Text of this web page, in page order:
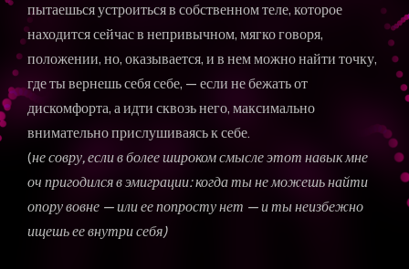
пытаешься устроиться в собственном теле, которое
находится сейчас в непривычном, мягко говоря,
положении, но, оказывается, и в нем можно найти точку,
где ты вернешь себя себе, — если не бежать от
дискомфорта, а идти сквозь него, максимально
внимательно прислушиваясь к себе.
(не совру, если в более широком смысле этот навык мне
оч пригодился в эмиграции: когда ты не можешь найти
опору вовне — или ее попросту нет — и ты неизбежно
ищешь ее внутри себя)